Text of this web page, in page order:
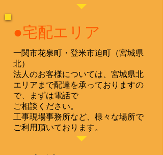
​●宅配エリア
一関市花泉町・登米市迫町（宮城県
北）
​法人のお客様については、宮城県北
エリアまで配達を承っておりますの
で、まずは電話で
ご相談ください。
​工事現場事務所など、様々な場所で
ご利用頂いております。